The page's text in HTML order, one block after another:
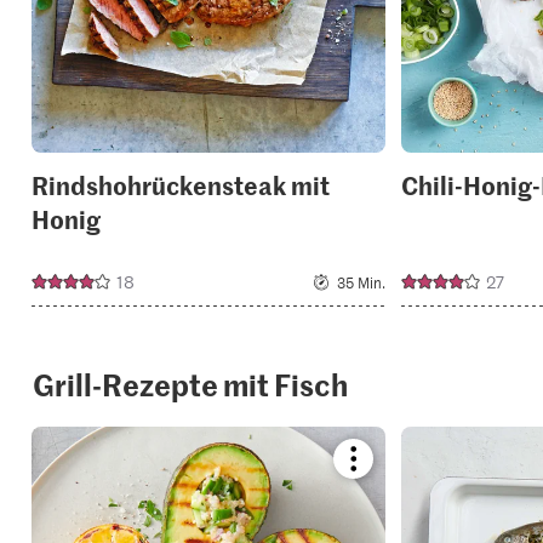
Rindshohrückensteak mit
Honig
18 35 Min.
Chili-
27
Grill-Rezepte mit Fisch
Bookmark
recipe